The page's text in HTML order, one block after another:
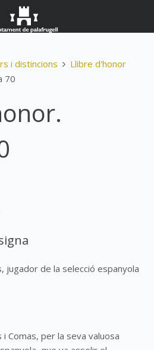
i distincions
Llibre d'honor
70
jugador de la selecció espanyola
Comas, per la seva valuosa